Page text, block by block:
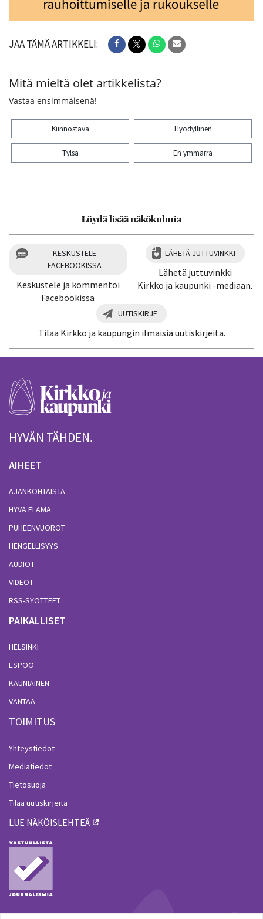
JAA TÄMÄ ARTIKKELI:
Mitä mieltä olet artikkelista?
Vastaa ensimmäisenä!
Kiinnostava Hyödyllinen
Tylsä En ymmärrä
Löydä lisää näkökulmia
KESKUSTELE
FACEBOOKISSA
Keskustele ja kommentoi
Facebookissa
LÄHETÄ JUTTUVINKKI
Lähetä juttuvinkki
Kirkko ja kaupunki -mediaan.
UUTISKIRJE
Tilaa Kirkko ja kaupungin ilmaisia uutiskirjeitä.
HYVÄN TÄHDEN.
AIHEET
AJANKOHTAISTA
HYVÄ ELÄMÄ
PUHEENVUOROT
HENGELLISYYS
AUDIOT
VIDEOT
RSS-SYÖTTEET
PAIKALLISET
HELSINKI
ESPOO
KAUNIAINEN
VANTAA
TOIMITUS
Yhteystiedot
Mediatiedot
Tietosuoja
Tilaa uutiskirjeitä
LUE NÄKÖISLEHTEÄ